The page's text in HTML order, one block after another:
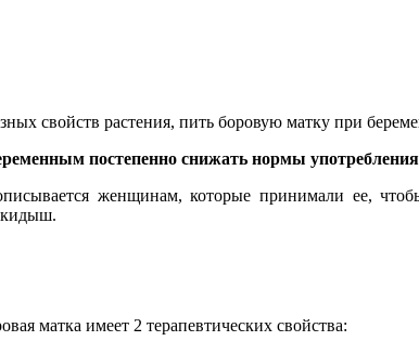
свойств растения, пить боровую матку при
постепенно снижать нормы
женщинам, которые принимали ее,
матка имеет 2 терапевтических свойства: